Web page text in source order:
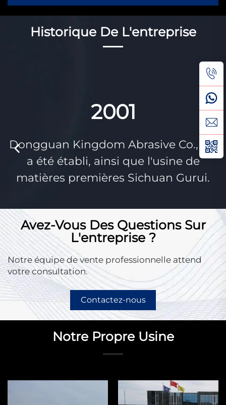
Historique De L'entreprise
2001
Dongguan Kingdom Abrasive Co., Itd
a été établi, ainsi que l'usine de
matières premières Sichuan Gurui.
Avez-Vous Des Questions Sur
L'entreprise ?
Notre équipe de vente professionnelle attend
votre consultation.
Contactez-nous
Notre Propre Usine